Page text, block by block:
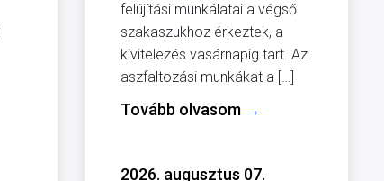
felújítási munkálatai a végső
szakaszukhoz érkeztek, a
kivitelezés vasárnapig tart. Az
aszfaltozási munkákat a […]
Tovább olvasom →
2026. augusztus 07.